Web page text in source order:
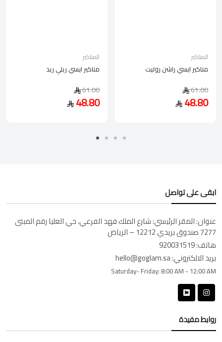
المناكير
مناكير ايسي ريلي ريد
61.00
48.80
المناكير
مناكير ايسي راشن روليت
61.00
48.80
ابقى على تواصل
عنوان:المقر الرئيسي: شارع الملك فهد الفرعي، حي العليا رقم المبنى
7277 صندوق بريدي 12212 – الرياض
هاتف:920031519
بريد الالكتروني:hello@goglam.sa
Saturday- Friday: 8:00 AM - 12:00 AM
روابط مفيدة